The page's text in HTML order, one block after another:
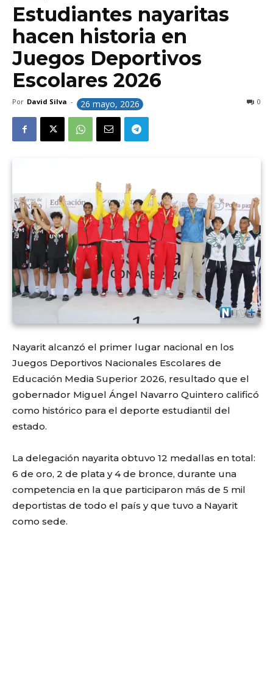
Estudiantes nayaritas
hacen historia en
Juegos Deportivos
Escolares 2026
Por David Silva - 26 mayo, 2026 0
Nayarit alcanzó el primer lugar nacional en los
Juegos Deportivos Nacionales Escolares de
Educación Media Superior 2026, resultado que el
gobernador Miguel Ángel Navarro Quintero calificó
como histórico para el deporte estudiantil del
estado.
La delegación nayarita obtuvo 12 medallas en total:
6 de oro, 2 de plata y 4 de bronce, durante una
competencia en la que participaron más de 5 mil
deportistas de todo el país y que tuvo a Nayarit
como sede.